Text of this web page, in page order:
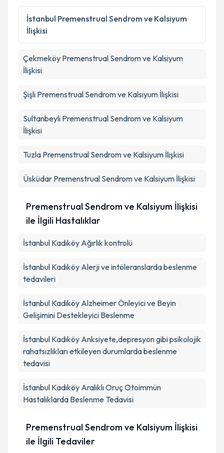
Kişisel verilerimin işlenmesine ilişkinAydınlatma
Metni
'ni okudum ve kişisel verilerimin belirtilen
kapsamda işlenmesini kabul ediyorum.
Takvim Talebini Gönder
İstanbul Premenstrual Sendrom ve Kalsiyum
İlişkisi
Çekmeköy Premenstrual Sendrom ve Kalsiyum
İlişkisi
Şişli Premenstrual Sendrom ve Kalsiyum İlişkisi
Sultanbeyli Premenstrual Sendrom ve Kalsiyum
İlişkisi
Tuzla Premenstrual Sendrom ve Kalsiyum İlişkisi
Üsküdar Premenstrual Sendrom ve Kalsiyum İlişkisi
Premenstrual Sendrom ve Kalsiyum İlişkisi
ile İlgili Hastalıklar
İstanbul Kadıköy Ağırlık kontrolü
İstanbul Kadıköy Alerji ve intöleranslarda beslenme
tedavileri
İstanbul Kadıköy Alzheimer Önleyici ve Beyin
Gelişimini Destekleyici Beslenme
İstanbul Kadıköy Anksiyete,depresyon gibi psikolojik
rahatsızlıkları etkileyen durumlarda beslenme
tedavisi
İstanbul Kadıköy Aralıklı Oruç Otoimmün
Hastalıklarda Beslenme Tedavisi
Premenstrual Sendrom ve Kalsiyum İlişkisi
ile İlgili Tedaviler